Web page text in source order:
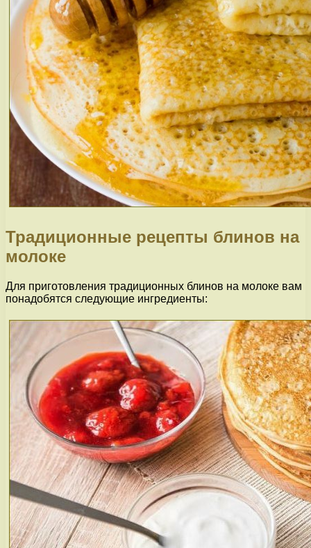
Традиционные рецепты блинов на
молоке
Для приготовления традиционных блинов на молоке вам
понадобятся следующие ингредиенты: